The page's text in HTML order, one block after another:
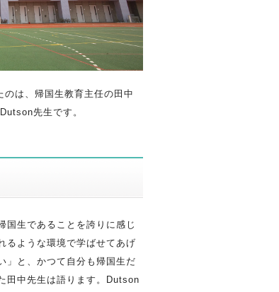
は、帰国生教育主任の田中
先生です。
帰国生であることを誇りに感じ
るような環境で学ばせてあげ
」と、かつて自分も帰国生だ
田中先生は語ります。Dutson